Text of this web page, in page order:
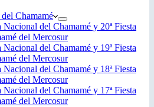
Chamamé
Nacional del Chamamé y 20ª Fiesta
del Mercosur
Nacional del Chamamé y 19ª Fiesta
del Mercosur
Nacional del Chamamé y 18ª Fiesta
del Mercosur
Nacional del Chamamé y 17ª Fiesta
del Mercosur